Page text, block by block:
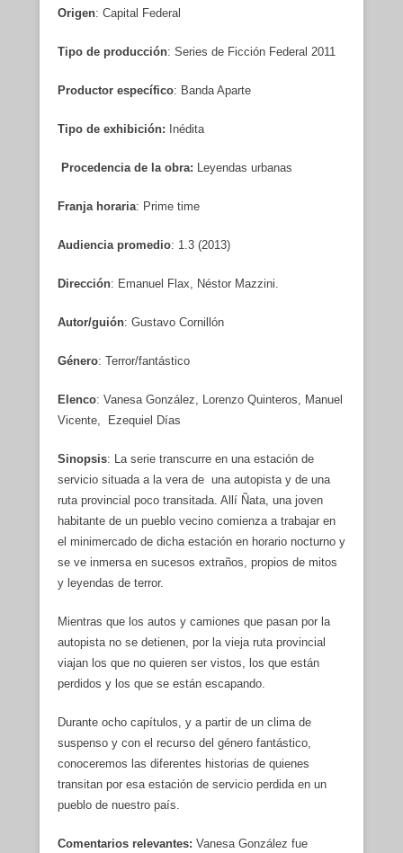
Origen: Capital Federal
Tipo de producción: Series de Ficción Federal 2011
Productor específico: Banda Aparte
Tipo de exhibición: Inédita
Procedencia de la obra: Leyendas urbanas
Franja horaria: Prime time
Audiencia promedio: 1.3 (2013)
Dirección: Emanuel Flax, Néstor Mazzini.
Autor/guión: Gustavo Cornillón
Género: Terror/fantástico
Elenco: Vanesa González, Lorenzo Quinteros, Manuel
Vicente, Ezequiel Días
Sinopsis: La serie transcurre en una estación de
servicio situada a la vera de una autopista y de una
ruta provincial poco transitada. Allí Ñata, una joven
habitante de un pueblo vecino comienza a trabajar en
el minimercado de dicha estación en horario nocturno y
se ve inmersa en sucesos extraños, propios de mitos
y leyendas de terror.
Mientras que los autos y camiones que pasan por la
autopista no se detienen, por la vieja ruta provincial
viajan los que no quieren ser vistos, los que están
perdidos y los que se están escapando.
Durante ocho capítulos, y a partir de un clima de
suspenso y con el recurso del género fantástico,
conoceremos las diferentes historias de quienes
transitan por esa estación de servicio perdida en un
pueblo de nuestro país.
Comentarios relevantes: Vanesa González fue